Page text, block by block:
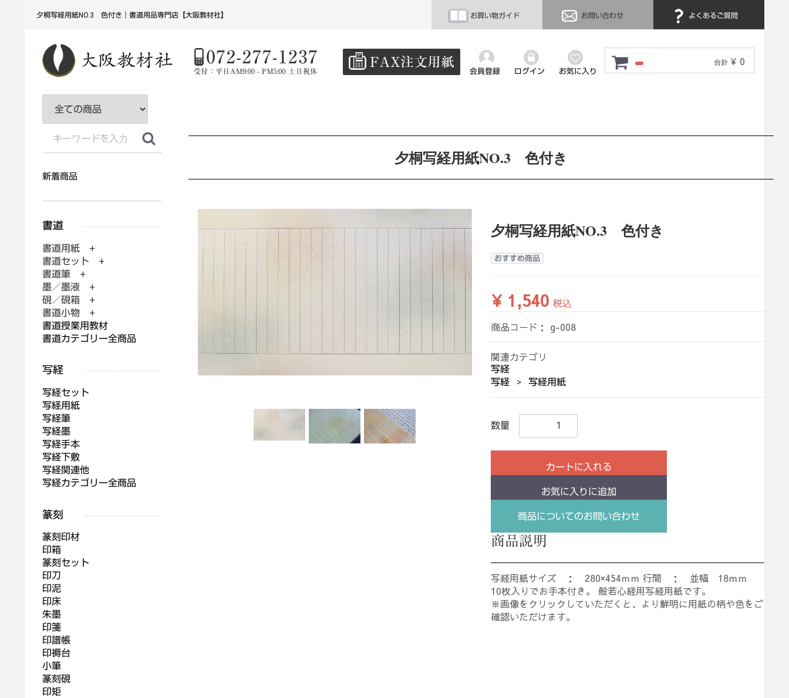
夕桐写経用紙NO.3 色付き｜書道用品専門店【大阪教材社】 お買い物ガイド お問い合わせ よくあるご質問
合計 ¥ 0
会員登録 ログイン お気に入り
夕桐写経用紙NO.3 色付き
夕桐写経用紙NO.3 色付き
おすすめ商品
¥ 1,540 税込
商品コード： g-008
関連カテゴリ
写経
写経
写経用紙
数量
カートに入れる
お気に入りに追加
商品についてのお問い合わせ
商品説明
写経用紙サイズ ： 280×454ｍｍ 行間 ： 並幅 18ｍｍ
10枚入りでお手本付き。 般若心経用写経用紙です。
※画像をクリックしていただくと、より鮮明に用紙の柄や色をご
確認いただけます。
新着商品
書道用紙 +
書道セット +
書道筆 +
墨／墨液 +
硯／硯箱 +
書道小物 +
書道授業用教材
書道カテゴリー全商品
写経セット
写経用紙
写経筆
写経墨
写経手本
写経下敷
写経関連他
写経カテゴリー全商品
篆刻印材
印箱
篆刻セット
印刀
印泥
印床
朱墨
印箋
印譜帳
印褥台
小筆
篆刻硯
印矩